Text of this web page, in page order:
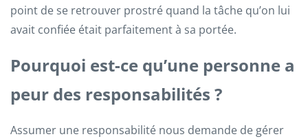
point de se retrouver prostré quand la tâche qu’on lui
avait confiée était parfaitement à sa portée.
Pourquoi est-ce qu’une personne a
peur des responsabilités ?
Assumer une responsabilité nous demande de gérer